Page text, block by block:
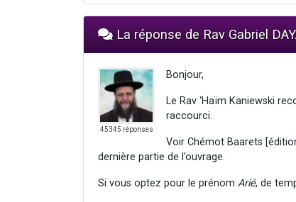
La réponse de Rav Gabriel
45345 réponses
Bonjour,
Le Rav ‘Haïm Kaniewski
raccourci.
Voir Chémot Baarets
dernière partie de l’ouvrage.
Si vous optez pour le prénom Arié, de